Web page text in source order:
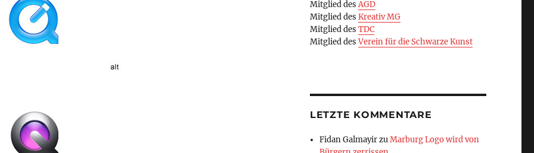
Mitglied desAGD
Mitglied des Kreativ MG
Mitglied des TDC
Mitglied desVerein für die Schwarze Kunst
LETZTE KOMMENTARE
Fidan GalmayirzuMarburg Logo wird von